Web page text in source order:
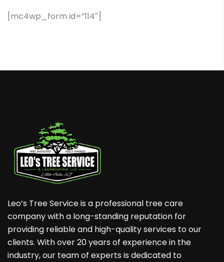
[mc4wp_form id=”114″]
Leo’s Tree Service is a professional tree care
company with a long-standing reputation for
providing reliable and high-quality services to our
clients. With over 20 years of experience in the
industry, our team of experts is dedicated to